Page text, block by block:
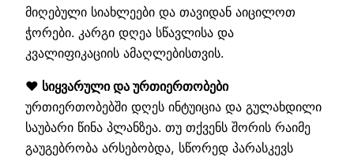
მიღებული სიახლეები და თავიდან აიცილოთ
ჭორები. კარგი დღეა სწავლისა და
კვალიფიკაციის ამაღლებისთვის.
❤️ სიყვარული და ურთიერთობები
ურთიერთობებში დღეს ინტუიცია და გულახდილი
საუბარი წინა პლანზეა. თუ თქვენს შორის რაიმე
გაუგებრობა არსებობდა, სწორედ პარასკევს